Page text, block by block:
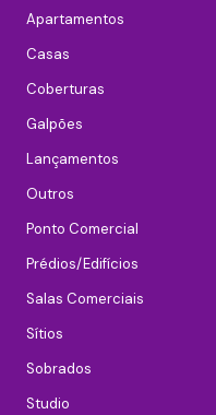
Apartamentos
Casas
Coberturas
Galpões
Lançamentos
Outros
Ponto Comercial
Prédios/Edifícios
Salas Comerciais
Sítios
Sobrados
Studio